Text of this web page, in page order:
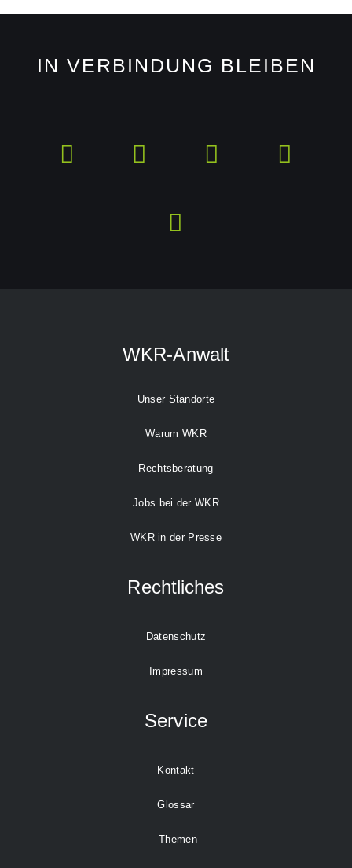
IN VERBINDUNG BLEIBEN
WKR-Anwalt
Unser Standorte
Warum WKR
Rechtsberatung
Jobs bei der WKR
WKR in der Presse
Rechtliches
Datenschutz
Impressum
Service
Kontakt
Glossar
Themen